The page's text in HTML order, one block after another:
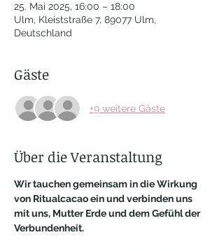
25. Mai 2025, 16:00 – 18:00
Ulm, Kleiststraße 7, 89077 Ulm,
Deutschland
Gäste
+9 weitere Gäste
Über die Veranstaltung
Wir tauchen gemeinsam in die Wirkung
von Ritualcacao ein und verbinden uns
mit uns, Mutter Erde und dem Gefühl der
Verbundenheit.